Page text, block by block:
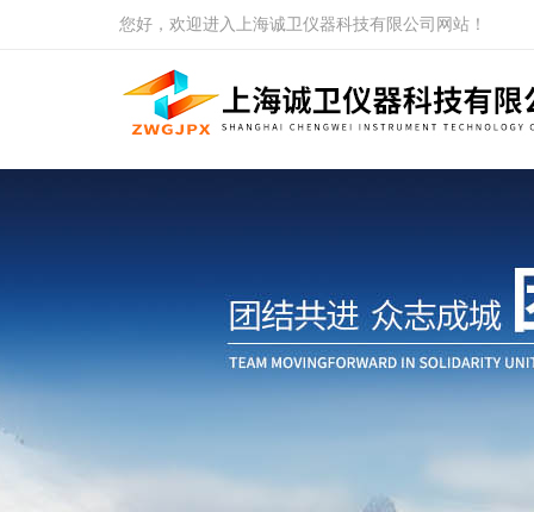
您好，欢迎进入上海诚卫仪器科技有限公司网站！